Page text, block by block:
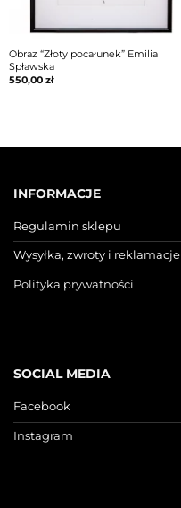
Obraz “Złoty pocałunek” Emilia
Spławska
550,00 zł
INFORMACJE
Regulamin sklepu
Wysyłka, zwroty i reklamacje
Polityka prywatności
SOCIAL MEDIA
Facebook
Instagram